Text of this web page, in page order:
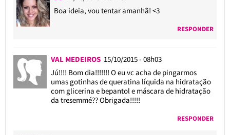
Boa ideia, vou tentar amanhã! <3
RESPONDER
VAL MEDEIROS 15/10/2015 - 08h03
Jú!!!! Bom dia!!!!!!! O eu vc acha de pingarmos
umas gotinhas de queratina líquida na hidratação
com glicerina e bepantol e máscara de hidratação
da tresemmé?? Obrigada!!!!!
RESPONDER